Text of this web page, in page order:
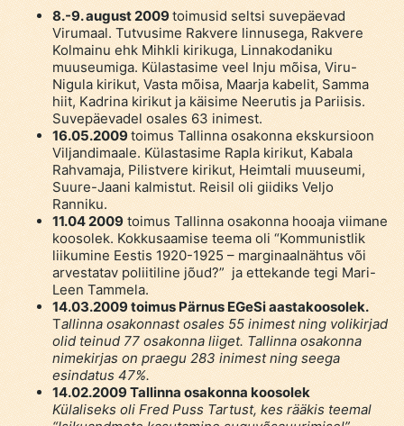
8.-9. august 2009toimusid seltsi suvepäevad
Virumaal. Tutvusime Rakvere linnusega, Rakvere
Kolmainu ehk Mihkli kirikuga, Linnakodaniku
muuseumiga. Külastasime veel Inju mõisa, Viru-
Nigula kirikut, Vasta mõisa, Maarja kabelit, Samma
hiit, Kadrina kirikut ja käisime Neerutis ja Pariisis.
Suvepäevadel osales 63 inimest.
16.05.2009toimus Tallinna osakonna ekskursioon
Viljandimaale. Külastasime Rapla kirikut, Kabala
Rahvamaja, Pilistvere kirikut, Heimtali muuseumi,
Suure-Jaani kalmistut. Reisil oli giidiks Veljo
Ranniku.
11.04 2009toimus Tallinna osakonna hooaja viimane
koosolek. Kokkusaamise teema oli “Kommunistlik
liikumine Eestis 1920-1925 – marginaalnähtus või
arvestatav poliitiline jõud?” ja ettekande tegi Mari-
Leen Tammela.
14.03.2009 toimus Pärnus EGeSi aastakoosolek.
Tallinna osakonnast osales 55 inimest ning volikirjad
olid teinud 77 osakonna liiget. Tallinna osakonna
nimekirjas on praegu 283 inimest ning seega
esindatus 47%.
14.02.2009 Tallinna osakonna koosolek
Külaliseks oli Fred Puss Tartust, kes rääkis teemal